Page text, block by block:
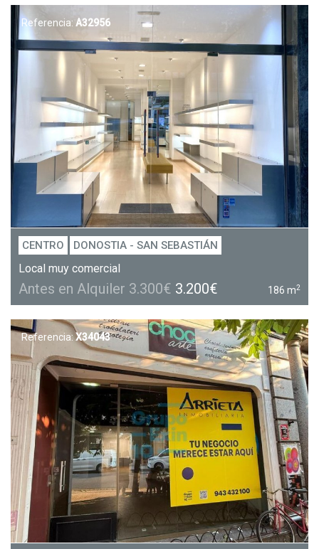
Referencia: A32956
CENTRO DONOSTIA - SAN SEBASTIÁN
Local muy comercial
Antes en Alquiler 3.300€ 3.200€ 186 m2
Referencia:X34043